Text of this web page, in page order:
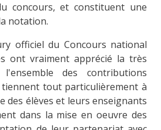
concours, et constituent une
notation.
officiel du Concours national
ont vraiment apprécié la très
des contributions
tout particulièrement à
des élèves et leurs enseignants
dans la mise en oeuvre des